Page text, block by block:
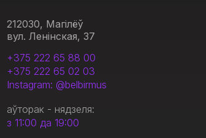
212030, Магілёў
вул. Ленінская, 37
+375 222 65 88 00
+375 222 65 02 03
Instagram: @belbirmus
аўторак - нядзеля:
з 11:00 да 19:00